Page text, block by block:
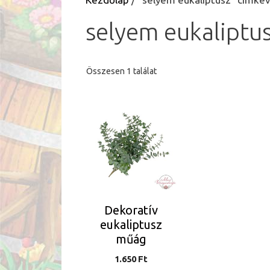
selyem
Összesen 1 találat
Dekoratív
eukaliptusz
műág
1.650Ft